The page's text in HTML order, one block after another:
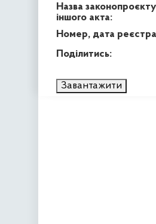
Назва
іншого акта:
Номер, дата
Поділитись:
Завантажити